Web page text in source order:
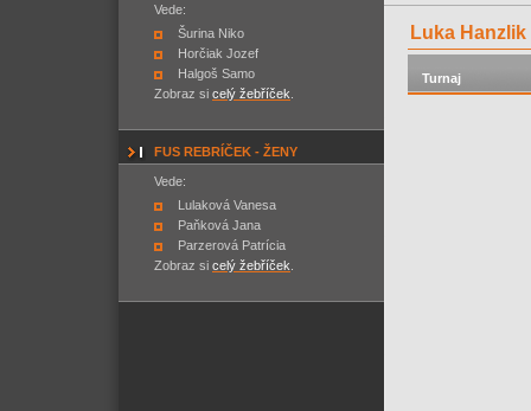
Vede:
Šurina Niko
Horčiak Jozef
Halgoš Samo
Zobraz si celý žebříček
FUS REBRÍČEK - ŽENY
Vede:
Lulaková Vanesa
Paňková Jana
Parzerová Patrícia
Zobraz si celý žebříček
Luka
Turnaj